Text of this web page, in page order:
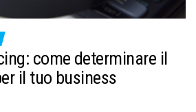
come determinare il
il tuo business